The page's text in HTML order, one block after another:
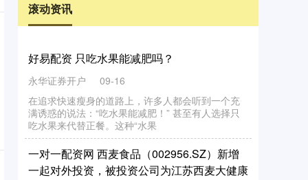
滚动资讯
好易配资 只吃水果能减肥吗？
永华证券开户
09-16
在
追
求
快
速
瘦
身
的
道
路
上
，
许
多
人
都
会
听
到
一
个
充
满
诱
惑
的
说
法
：
“吃
水
果
能
减
肥
！
” 甚
至
有
人
选
择
只
吃
水
果
来
代
替
正
餐
。
这
种
“水
果
品
科
司